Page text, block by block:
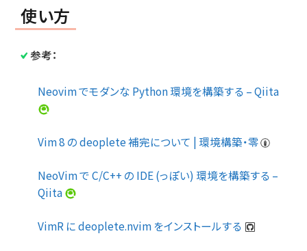
使い方
参考：
Neovim でモダンな Python 環境を構築する – Qiita
Vim 8 の deoplete 補完について | 環境構築・零
NeoVim で C/C++ の IDE (っぽい) 環境を構築する –
Qiita
VimR に deoplete.nvim をインストールする